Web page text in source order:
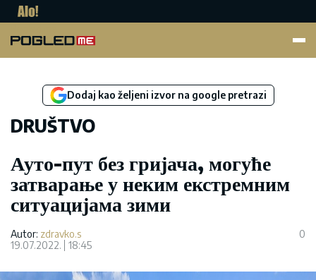
Dodaj kao željeni izvor na google pretrazi
DRUŠTVO
Ауто-пут без гријача, могуће
затварање у неким екстремним
ситуацијама зими
Autor: zdravko.s
19.07.2022.
18:45
0